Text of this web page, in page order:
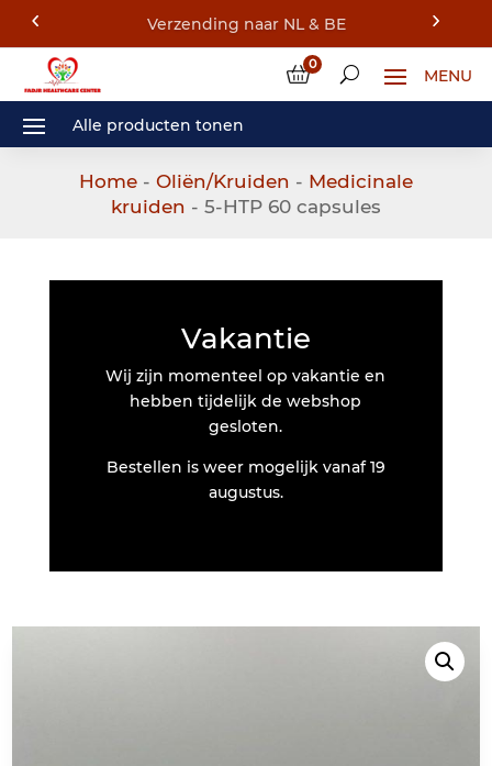
0
Home- Oliën/Kruiden - Medicinale
kruiden - 5-HTP 60 capsules
Vakantie
Wij zijn momenteel op vakantie en
hebben tijdelijk de webshop
gesloten.
Bestellen is weer mogelijk vanaf 19
augustus.